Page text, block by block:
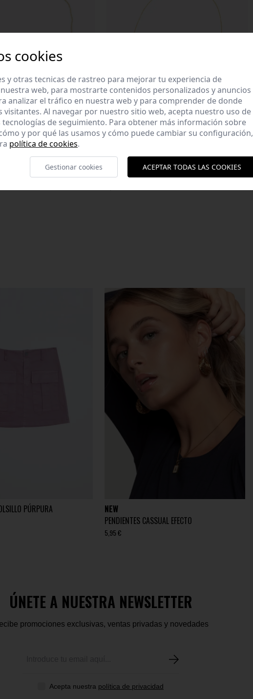
DE COLORES Y LUNA COLLAR PIEDRAS TURQUESAS Y LUNA
PÚRPURA
NEW
PENDIENTES CASSUAL EFECTO
5,95 €
ÚNETE A NUESTRA NEWSLETTER
promociones exclusivas, ventas privadas y novedades
Acepta nuestra política de privacidad
cookies
y otras tecnicas de rastreo para mejorar tu experiencia de
web, para mostrarte contenidos personalizados y anuncios
analizar el tráfico en nuestra web y para comprender de donde
visitantes. Al navegar por nuestro sitio web, acepta nuestro uso de
tecnologías de seguimiento. Para obtener más información sobre
y por qué las usamos y cómo puede cambiar su configuración,
política de cookies.
Gestionar cookies ACEPTAR TODAS LAS COOKIES